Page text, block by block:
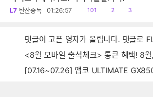
L7 탄산중독 01:26:57
읽
101
공
2
댓
3
댓글이 고픈 영자가 올립니다. 댓글로
<8월 모바일 출석체크> 통큰 혜택! 8
[07.16~07.26] 앱코 ULTIMATE GX850 80PLUS골드 풀